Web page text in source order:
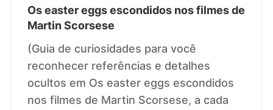
Os easter eggs escondidos nos filmes de
Martin Scorsese
(Guia de curiosidades para você
reconhecer referências e detalhes
ocultos em Os easter eggs escondidos
nos filmes de Martin Scorsese, a cada